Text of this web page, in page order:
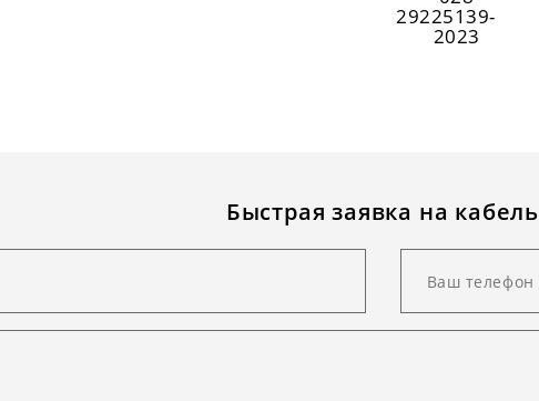
29225139-
2023
Быстрая заявка на кабель